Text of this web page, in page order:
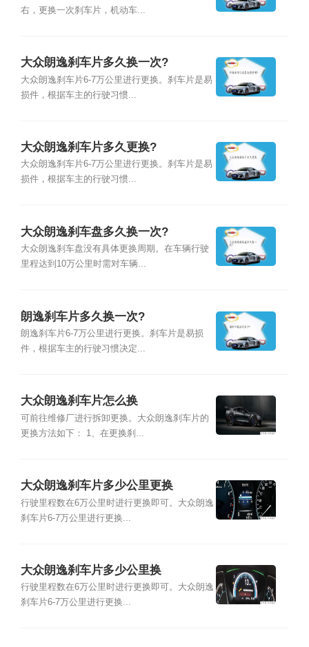
右，更换一次刹车片，机动车...
大众朗逸刹车片多久换一次?
大众朗逸刹车片6-7万公里进行更换。刹车片是易
损件，根据车主的行驶习惯...
大众朗逸刹车片多久更换?
大众朗逸刹车片6-7万公里进行更换。刹车片是易
损件，根据车主的行驶习惯...
大众朗逸刹车盘多久换一次?
大众朗逸刹车盘没有具体更换周期。在车辆行驶
里程达到10万公里时需对车辆...
朗逸刹车片多久换一次?
朗逸刹车片6-7万公里进行更换。刹车片是易损
件，根据车主的行驶习惯决定...
大众朗逸刹车片怎么换
可前往维修厂进行拆卸更换。大众朗逸刹车片的
更换方法如下： 1、在更换刹...
大众朗逸刹车片多少公里更换
行驶里程数在6万公里时进行更换即可。大众朗逸
刹车片6-7万公里进行更换...
大众朗逸刹车片多少公里换
行驶里程数在6万公里时进行更换即可。大众朗逸
刹车片6-7万公里进行更换...